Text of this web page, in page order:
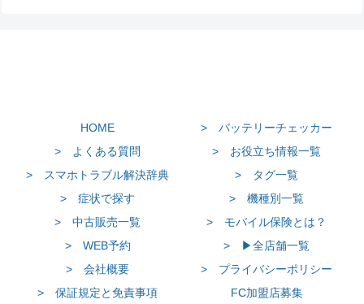
HOME
> バッテリーチェッカー
> よくある質問
> お役立ち情報一覧
> スマホトラブル解決辞典
> タグ一覧
> 症状で探す
> 機種別一覧
> 中古販売一覧
> モバイル保険とは？
> WEB予約
> ▶全店舗一覧
> 会社概要
> プライバシーポリシー
> 保証規定と免責事項
FC加盟店募集